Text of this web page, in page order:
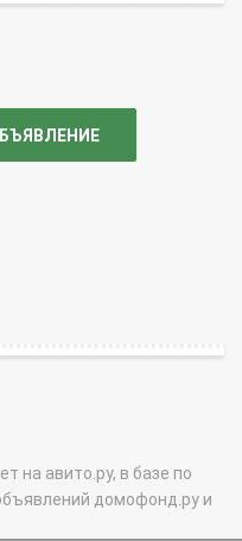
на авито.ру, в базе по
домофонд.ру и